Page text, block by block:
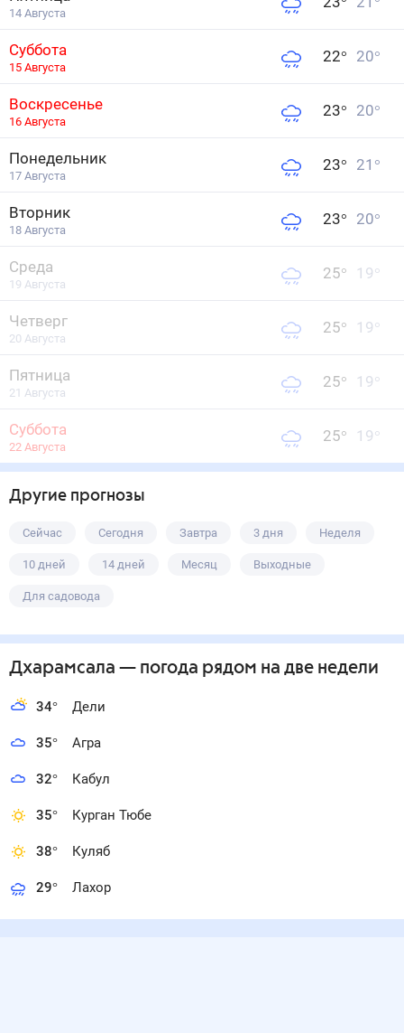
14 Августа
Суббота
15 Августа
22° 20°
Воскресенье
16 Августа
23° 20°
Понедельник
17 Августа
23° 21 °
Вторник
18 Августа
23° 20°
Среда
19 Августа
25° 19°
Четверг
20 Августа
25° 19°
Пятница
21 Августа
25° 19°
Суббота
22 Августа
25° 19°
Другие прогнозы
Сейчас Сегодня Завтра 3 дня Неделя
10 дней 14 дней Месяц Выходные
Для садовода
Дхарамсала — погода рядом на две недели
34° Дели
35° Агра
32° Кабул
35° Курган Тюбе
38° Куляб
29° Лахор